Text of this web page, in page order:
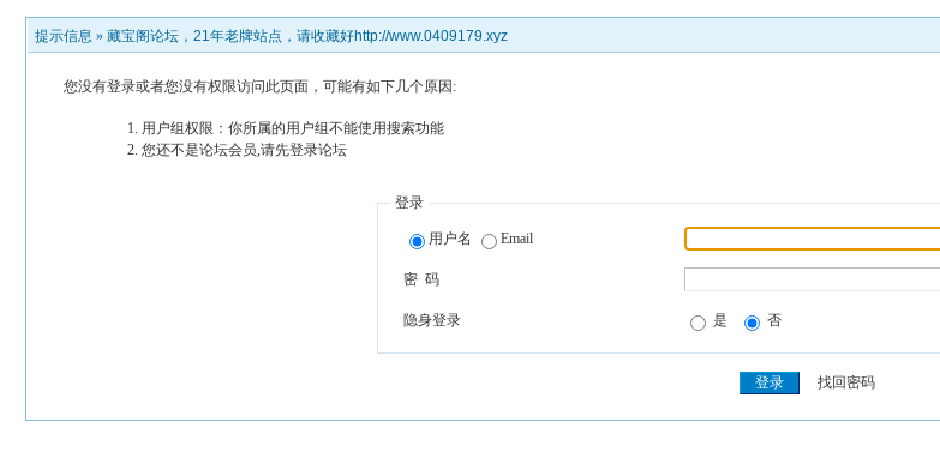
提示信息 » 藏宝阁论坛，21年老牌站点，请收藏好http://www.0409179.xyz
您没有登录或者您没有权限访问此页面，可能有如下几个原因:
用户组权限：你所属的用户组不能使用搜索功能
您还不是论坛会员,请先登录论坛
登录
用户名 Email
密 码
隐身登录 是 否
找回密码